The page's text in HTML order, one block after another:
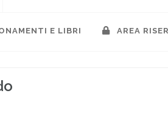
E LIBRI AREA